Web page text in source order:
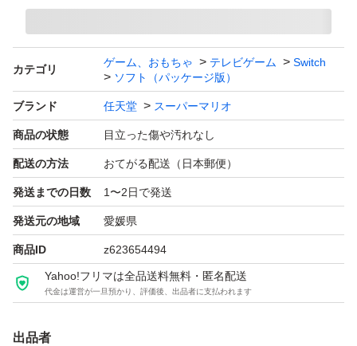
携帯モードプレイ人数：1.0 人
カテゴリ
ゲーム、おもちゃ テレビゲーム
Switch
ソフト（パッケージ版）
ブランド 任天堂 スーパーマリオ
商品の状態 目立った傷や汚れなし
配送の方法 おてがる配送（日本郵便）
発送までの日数 1〜2日で発送
発送元の地域 愛媛県
商品ID z623654494
Yahoo!フリマは全品送料無料・匿名配送
代金は運営が一旦預かり、評価後、出品者に支払われます
出品者